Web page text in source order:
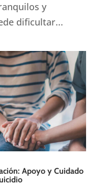
y
dificultar...
Apoyo y Cuidado